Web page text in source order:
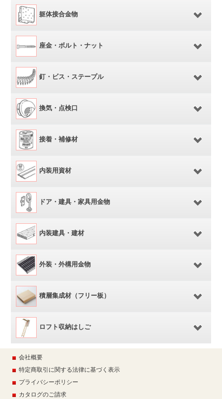
躯体接合金物
座金・ボルト・ナット
釘・ビス・ステープル
換気・点検口
接着・補修材
内装用資材
ドア・建具・家具用金物
内装建具・建材
外装・外構用金物
積層集成材（フリー板）
ロフト収納はしご
会社概要
特定商取引に関する法律に基づく表示
プライバシーポリシー
カタログのご請求